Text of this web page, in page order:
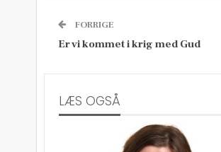
FORRIGE
Er vi kommet i krig med Gud
LÆS OGSÅ